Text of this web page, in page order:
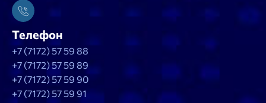
Телефон
+7 (7172) 57 59 88
+7 (7172) 57 59 89
+7 (7172) 57 59 90
+7 (7172) 57 59 91